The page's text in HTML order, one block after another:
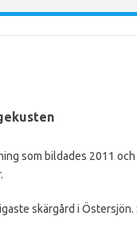
som bildades 2011
skärgård i Östersjön.